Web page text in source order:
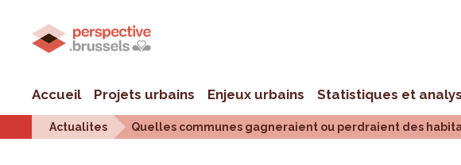
Accueil Projets urbains Enjeux urbains Statistiques et
Actualites Quelles communes gagneraient ou perdraient des